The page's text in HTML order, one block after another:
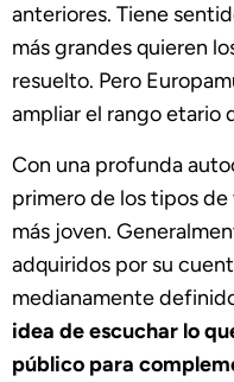
anteriores. Tiene
más grandes quieren
resuelto. Pero
ampliar el rango etario
Con una profunda
primero de los tipos
más joven.
adquiridos por su
medianamente
idea de escuchar lo
público para